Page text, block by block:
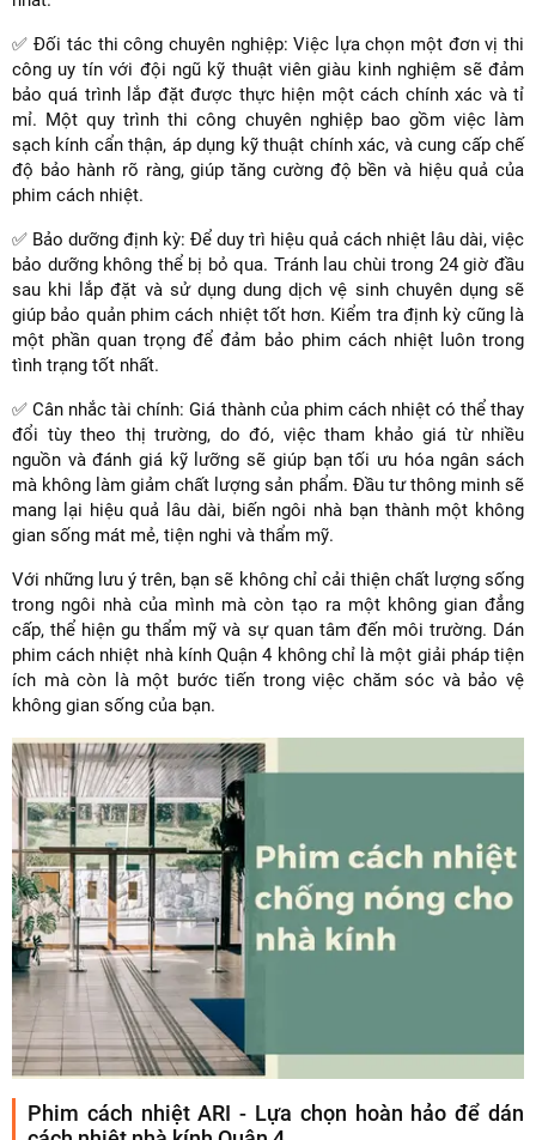
✅ Đối tác thi công chuyên nghiệp: Việc lựa chọn một đơn vị thi
công uy tín với đội ngũ kỹ thuật viên giàu kinh nghiệm sẽ đảm
bảo quá trình lắp đặt được thực hiện một cách chính xác và tỉ
mỉ. Một quy trình thi công chuyên nghiệp bao gồm việc làm
sạch kính cẩn thận, áp dụng kỹ thuật chính xác, và cung cấp chế
độ bảo hành rõ ràng, giúp tăng cường độ bền và hiệu quả của
phim cách nhiệt.
✅ Bảo dưỡng định kỳ: Để duy trì hiệu quả cách nhiệt lâu dài, việc
bảo dưỡng không thể bị bỏ qua. Tránh lau chùi trong 24 giờ đầu
sau khi lắp đặt và sử dụng dung dịch vệ sinh chuyên dụng sẽ
giúp bảo quản phim cách nhiệt tốt hơn. Kiểm tra định kỳ cũng là
một phần quan trọng để đảm bảo phim cách nhiệt luôn trong
tình trạng tốt nhất.
✅ Cân nhắc tài chính: Giá thành của phim cách nhiệt có thể thay
đổi tùy theo thị trường, do đó, việc tham khảo giá từ nhiều
nguồn và đánh giá kỹ lưỡng sẽ giúp bạn tối ưu hóa ngân sách
mà không làm giảm chất lượng sản phẩm. Đầu tư thông minh sẽ
mang lại hiệu quả lâu dài, biến ngôi nhà bạn thành một không
gian sống mát mẻ, tiện nghi và thẩm mỹ.
Với những lưu ý trên, bạn sẽ không chỉ cải thiện chất lượng sống
trong ngôi nhà của mình mà còn tạo ra một không gian đẳng
cấp, thể hiện gu thẩm mỹ và sự quan tâm đến môi trường. Dán
phim cách nhiệt nhà kính Quận 4 không chỉ là một giải pháp tiện
ích mà còn là một bước tiến trong việc chăm sóc và bảo vệ
không gian sống của bạn.
Phim cách nhiệt ARI - Lựa chọn hoàn hảo để dán